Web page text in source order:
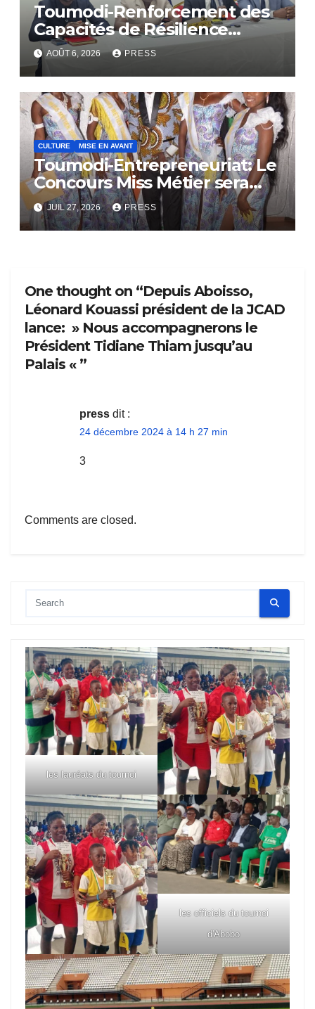
Toumodi-Renforcement des
Capacités de Résilience
Communautaire
AOÛT 6, 2026 PRESS
CULTURE MISE EN AVANT
Toumodi-Entrepreneuriat: Le
Concours Miss Métier sera
bientôt lance.
JUIL 27, 2026 PRESS
One thought on “Depuis Aboisso,
Léonard Kouassi président de la JCAD
lance: » Nous accompagnerons le
Président Tidiane Thiam jusqu’au
Palais « ”
press dit :
24 décembre 2024 à 14 h 27 min
3
Comments are closed.
les lauréats du tournoi
les officiels du tournoi
d'Abobo